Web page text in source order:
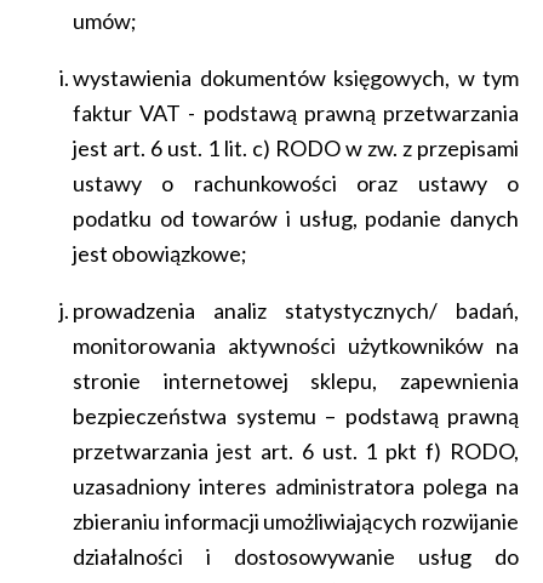
umów;
wystawienia dokumentów księgowych, w tym
faktur VAT - podstawą prawną przetwarzania
jest art. 6 ust. 1 lit. c) RODO w zw. z przepisami
ustawy o rachunkowości oraz ustawy o
podatku od towarów i usług, podanie danych
jest obowiązkowe;
prowadzenia analiz statystycznych/ badań,
monitorowania aktywności użytkowników na
stronie internetowej sklepu, zapewnienia
bezpieczeństwa systemu – podstawą prawną
przetwarzania jest art. 6 ust. 1 pkt f) RODO,
uzasadniony interes administratora polega na
zbieraniu informacji umożliwiających rozwijanie
działalności i dostosowywanie usług do